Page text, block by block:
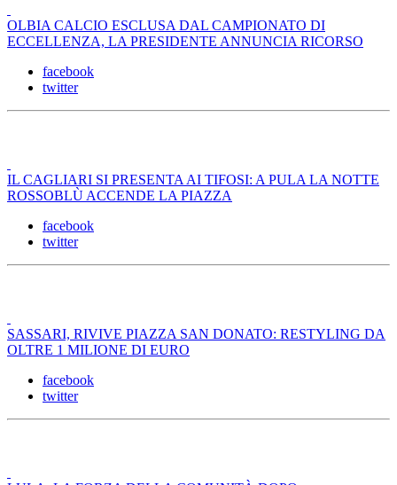
OLBIA CALCIO ESCLUSA DAL CAMPIONATO DI
ECCELLENZA, LA PRESIDENTE ANNUNCIA RICORSO
facebook
twitter
IL CAGLIARI SI PRESENTA AI TIFOSI: A PULA LA NOTTE
ROSSOBLÙ ACCENDE LA PIAZZA
facebook
twitter
SASSARI, RIVIVE PIAZZA SAN DONATO: RESTYLING DA
OLTRE 1 MILIONE DI EURO
facebook
twitter